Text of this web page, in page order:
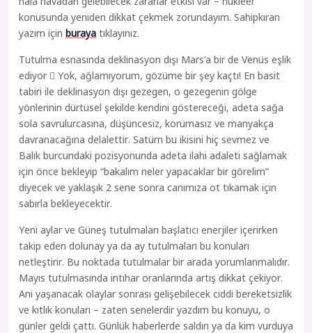
konusunda yeniden dikkat çekmek zorundayım. Sahipkıran
yazım için buraya tıklayınız.
Tutulma esnasında deklinasyon dışı Mars’a bir de Venüs eşlik
ediyor  Yok, ağlamıyorum, gözüme bir şey kaçtı! En basit
tabiri ile deklinasyon dışı gezegen, o gezegenin gölge
yönlerinin dürtüsel şekilde kendini göstereceği, adeta sağa
sola savrulurcasına, düşüncesiz, korumasız ve manyakça
davranacağına delalettir. Satürn bu ikisini hiç sevmez ve
Balık burcundaki pozisyonunda adeta ilahi adaleti sağlamak
için önce bekleyip “bakalım neler yapacaklar bir görelim”
diyecek ve yaklaşık 2 sene sonra canımıza ot tıkamak için
sabırla bekleyecektir.
Yeni aylar ve Güneş tutulmaları başlatıcı enerjiler içerirken
takip eden dolunay ya da ay tutulmaları bu konuları
netleştirir. Bu noktada tutulmalar bir arada yorumlanmalıdır.
Mayıs tutulmasında intihar oranlarında artış dikkat çekiyor.
Ani yaşanacak olaylar sonrası gelişebilecek ciddi bereketsizlik
ve kıtlık konuları – zaten senelerdir yazdım bu konuyu, o
günler geldi çattı. Günlük haberlerde saldırı ya da kim vurduya